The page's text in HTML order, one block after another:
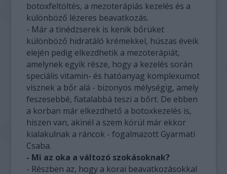
botoxfeltöltés, a mezoterápiás kezelés és a
különböző lézeres beavatkozás.
- Már a tinédzserek is kenik bőrüket
különböző hidratáló krémekkel, húszas éveik
elején pedig elkezdhetik a mezoterápiát,
amelynek egyik része, hogy a kezelés során
speciális vitamin- és hatóanyag komplexumot
visznek a bőr alá - bizonyos mélységig, amely
feszesebbé, fiatalabbá teszi a bőrt. De ebben
a korban már elkezdhető a botoxkezelés is,
hiszen van, akinél a szem körül már ekkor
kialakulnak a ráncok - fogalmazott Gyarmati
Csaba.
- Mi az oka a változó szokásoknak?
- Részben az, hogy a korai beavatkozásokkal